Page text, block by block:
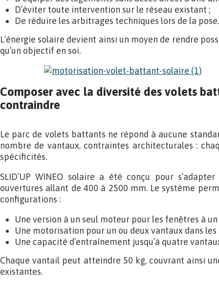
D’éviter toute intervention sur le réseau existant ;
De réduire les arbitrages techniques lors de la pose.
L’énergie solaire devient ainsi un moyen de rendre
qu’un objectif en soi.
Composer avec la diversité des volets
contraindre
Le parc de volets battants ne répond à aucune
nombre de vantaux, contraintes architecturales :
spécificités.
SLID’UP WINEO solaire a été conçu pour
ouvertures allant de 400 à 2500 mm. Le système
configurations :
Une version à un seul moteur pour les fenêtres à
Une motorisation pour un ou deux vantaux dans les
Une capacité d’entraînement jusqu’à quatre
Chaque vantail peut atteindre 50 kg, couvrant ainsi
existantes.